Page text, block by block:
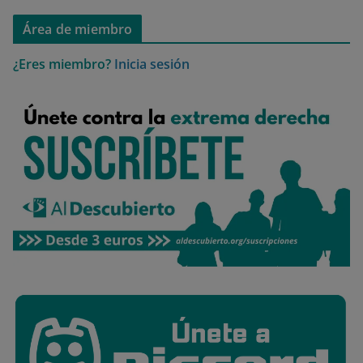
Área de miembro
¿Eres miembro? Inicia sesión